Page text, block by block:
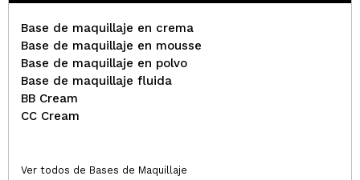
Base de maquillaje en crema
Base de maquillaje en mousse
Base de maquillaje en polvo
Base de maquillaje fluida
BB Cream
CC Cream
Ver todos de Bases de Maquillaje